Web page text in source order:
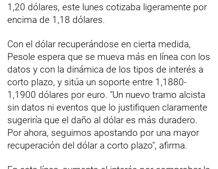
1,20 dólares, este lunes cotizaba ligeramente por
encima de 1,18 dólares.
Con el dólar recuperándose en cierta medida,
Pesole espera que se mueva más en línea con los
datos y con la dinámica de los tipos de interés a
corto plazo, y sitúa un soporte entre 1,1880-
1,1900 dólares por euro. "Un nuevo tramo alcista
sin datos ni eventos que lo justifiquen claramente
sugeriría que el daño al dólar es más duradero.
Por ahora, seguimos apostando por una mayor
recuperación del dólar a corto plazo", afirma.